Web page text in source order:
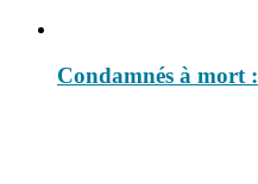
Condamnés à mort